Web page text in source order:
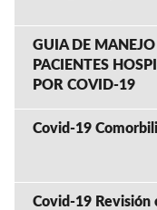
GUIA DE MANEJO
PACIENTES
POR COVID-19
Covid-19
Covid-19 Revisión